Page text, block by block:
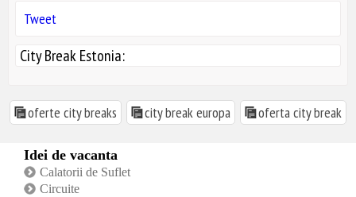
Tweet
City Break Estonia:
oferte city breaks city break europa oferta city break
Idei de vacanta
Calatorii de Suflet
Circuite